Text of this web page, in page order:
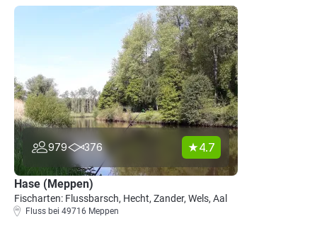
979 376 4.7
Hase (Meppen)
Fischarten: Flussbarsch, Hecht, Zander, Wels, Aal
Fluss bei 49716 Meppen